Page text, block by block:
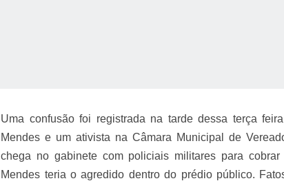
Uma confusão foi registrada na tarde dessa terça
Mendes e um ativista na Câmara Municipal de
chega no gabinete com policiais militares para
Mendes teria o agredido dentro do prédio público.